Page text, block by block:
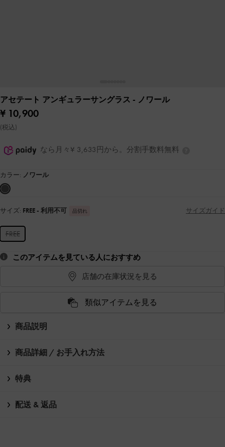
アセテート アンギュラーサングラス - ノワール
¥ 10,900
(税込)
なら月々¥ 3,633円から。分割手数料無料
カラー: ノワール
サイズ: FREE - 利用不可 品切れ サイズガイド
FREE
このアイテムを見ている人におすすめ
店舗の在庫状況を見る
類似アイテムを見る
商品説明
商品詳細 / お手入れ方法
特典
配送 & 返品